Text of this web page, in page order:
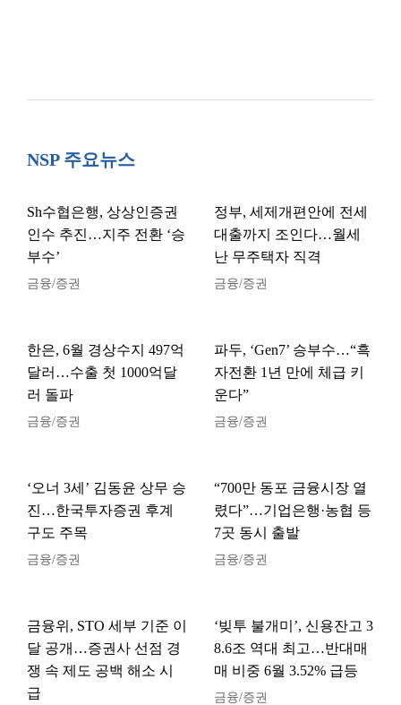
NSP 주요뉴스
Sh수협은행, 상상인증권
인수 추진…지주 전환 ‘승
부수’
금융/증권
정부, 세제개편안에 전세
대출까지 조인다…월세
난 무주택자 직격
금융/증권
한은, 6월 경상수지 497억
달러…수출 첫 1000억달
러 돌파
금융/증권
파두, ‘Gen7’ 승부수…“흑
자전환 1년 만에 체급 키
운다”
금융/증권
‘오너 3세’ 김동윤 상무 승
진…한국투자증권 후계
구도 주목
금융/증권
“700만 동포 금융시장 열
렸다”…기업은행·농협 등
7곳 동시 출발
금융/증권
금융위, STO 세부 기준 이
달 공개…증권사 선점 경
쟁 속 제도 공백 해소 시
급
‘빚투 불개미’, 신용잔고 3
8.6조 역대 최고…반대매
매 비중 6월 3.52% 급등
금융/증권